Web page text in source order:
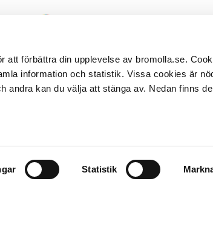
att förbättra din upplevelse av bromolla.se.
information och statistik. Vissa cookies är
andra kan du välja att stänga av. Nedan finns
Statistik